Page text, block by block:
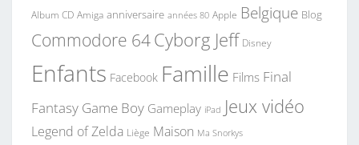
Album CD Amiga anniversaire années 80 Apple Belgique Blog
Commodore 64Cyborg Jeff Disney
Enfants Facebook Famille Films Final
Fantasy Game Boy Gameplay iPad Jeux vidéo
Legend of Zelda Liège Maison Ma Snorkys